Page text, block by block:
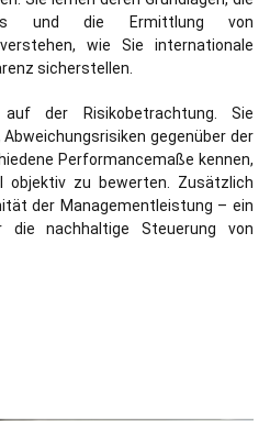
und die Ermittlung von
wie Sie internationale
sicherstellen.
der Risikobetrachtung. Sie
gegenüber der
Performancemaße kennen,
objektiv zu bewerten. Zusätzlich
der Managementleistung – ein
die nachhaltige Steuerung von